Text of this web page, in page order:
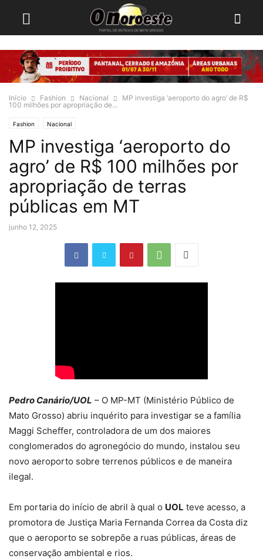
Início Fashion Nacional
MP investiga ‘aeroporto do agro’ de R$
100 milhões por apropriação de...
Fashion Nacional
MP investiga ‘aeroporto do
agro’ de R$ 100 milhões por
apropriação de terras
públicas em MT
junho 12, 2025
Pedro Canário/UOL – O MP-MT (Ministério Público de
Mato Grosso) abriu inquérito para investigar se a família
Maggi Scheffer, controladora de um dos maiores
conglomerados do agronegócio do mundo, instalou seu
novo aeroporto sobre terrenos públicos e de maneira
ilegal.
Em portaria do início de abril à qual o UOL teve acesso, a
promotora de Justiça Maria Fernanda Correa da Costa diz
que o aeroporto se sobrepõe a ruas públicas, áreas de
conservação ambiental e rios.